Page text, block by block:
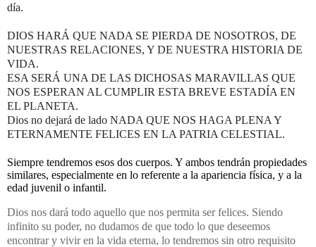
día.
DIOS HARÁ QUE NADA SE PIERDA DE NOSOTROS, DE
NUESTRAS RELACIONES, Y DE NUESTRA HISTORIA DE
VIDA.
ESA SERÁ UNA DE LAS DICHOSAS MARAVILLAS QUE
NOS ESPERAN AL CUMPLIR ESTA BREVE ESTADÍA EN
EL PLANETA.
Dios no dejará de lado NADA QUE NOS HAGA PLENA Y
ETERNAMENTE FELICES EN LA PATRIA CELESTIAL.
Siempre tendremos esos dos cuerpos. Y ambos tendrán propiedades
similares, especialmente en lo referente a la apariencia física, y a la
edad juvenil o infantil.
Dios nos dará todo aquello que nos permita ser felices. Siendo
infinito su poder, no dudamos de que todo lo que deseemos
encontrar y vivir en la vida eterna, lo tendremos sin otro requisito